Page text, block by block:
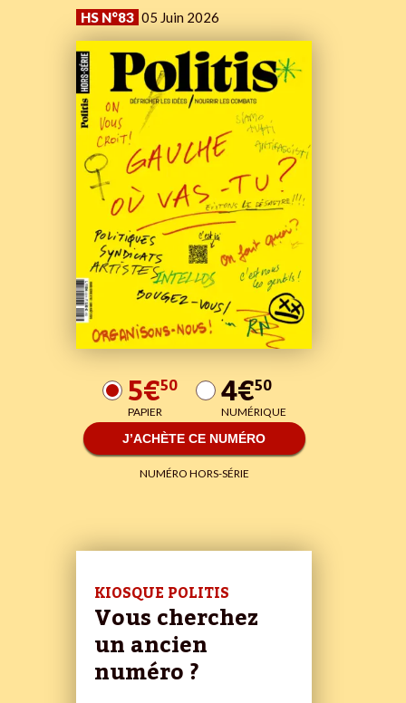
HS N°83 05 Juin 2026
5€50
PAPIER 4€50
NUMÉRIQUE
J’ACHÈTE CE NUMÉRO
NUMÉRO HORS-SÉRIE
KIOSQUE POLITIS
Vous cherchez
un ancien
numéro ?